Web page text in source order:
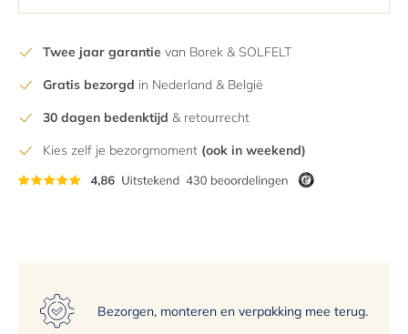
7
10
11
14
Twee jaar garantie van Borek & SOLFELT
Gratis bezorgd in Nederland & België
30 dagen bedenktijd & retourrecht
Kies zelf je bezorgmoment (ook in weekend)
Bezorgen, monteren en verpakking mee terug.